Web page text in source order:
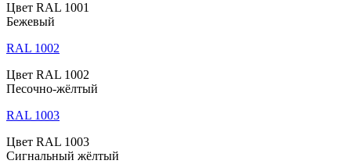
Цвет RAL 1001
Бежевый
RAL 1002
Цвет RAL 1002
Песочно-жёлтый
RAL 1003
Цвет RAL 1003
Сигнальный жёлтый